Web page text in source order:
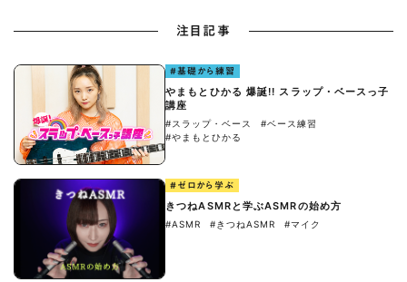
注目記事
#基礎から練習
やまもとひかる 爆誕!! スラップ・ベースっ子
講座
#スラップ・ベース
#ベース練習
#やまもとひかる
#ゼロから学ぶ
きつねASMRと学ぶASMRの始め方
#ASMR #きつねASMR #マイク